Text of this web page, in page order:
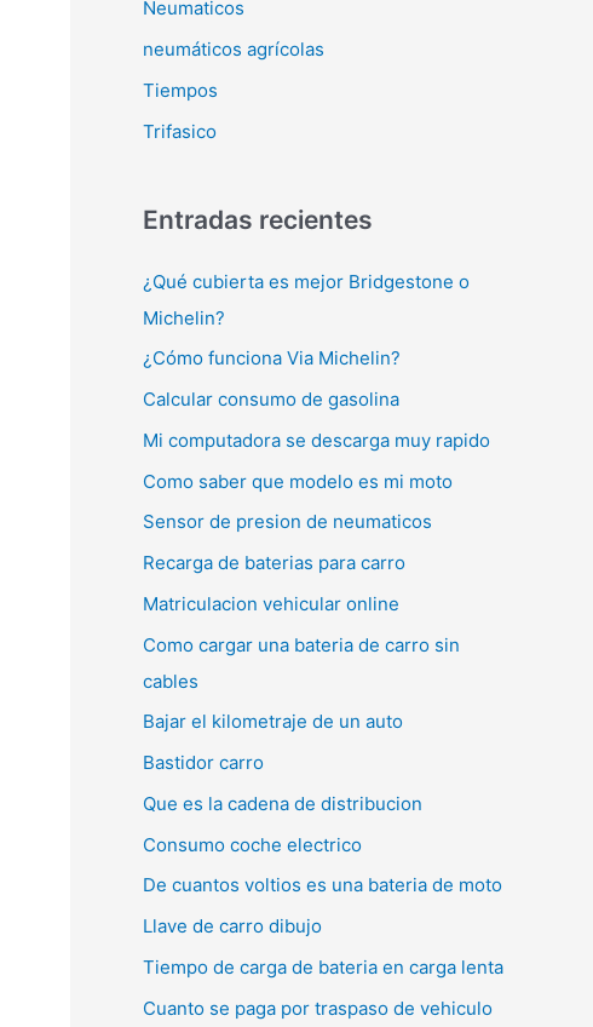
Neumaticos
neumáticos agrícolas
Tiempos
Trifasico
Entradas recientes
¿Qué cubierta es mejor Bridgestone o
Michelin?
¿Cómo funciona Via Michelin?
Calcular consumo de gasolina
Mi computadora se descarga muy rapido
Como saber que modelo es mi moto
Sensor de presion de neumaticos
Recarga de baterias para carro
Matriculacion vehicular online
Como cargar una bateria de carro sin
cables
Bajar el kilometraje de un auto
Bastidor carro
Que es la cadena de distribucion
Consumo coche electrico
De cuantos voltios es una bateria de moto
Llave de carro dibujo
Tiempo de carga de bateria en carga lenta
Cuanto se paga por traspaso de vehiculo